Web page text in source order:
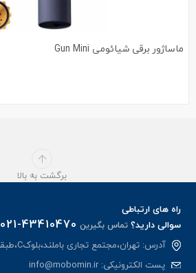
ماساژور برقی شیائومی Gun Mini
برگشت به بالا
راه های ارتباطی
سوالی دارید؟تماس بگیرین 021-43410470
آدرس: تهران،مجتمع تجاری باملند،بلوکC،طبقه همکف،واحد 34GB
پست الکترونیکی:info@mobomin.ir